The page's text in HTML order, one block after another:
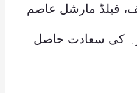
فیلڈ مارشل عاصم
کی سعادت حاصل